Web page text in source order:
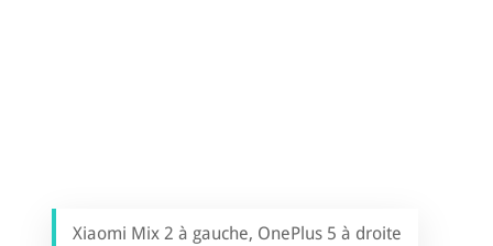
Xiaomi Mix 2 à gauche, OnePlus 5 à droite